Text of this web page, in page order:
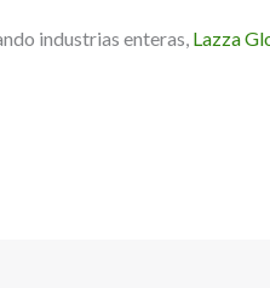
industrias enteras, Lazza